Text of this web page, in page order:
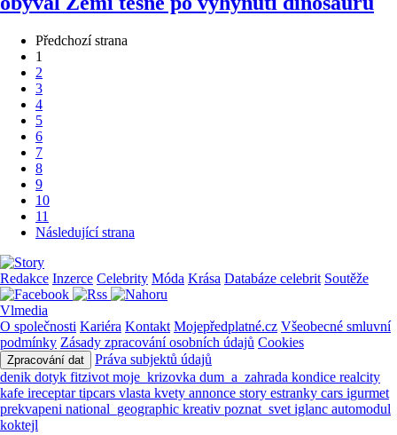
Předchozí strana
1
2
3
4
5
6
7
8
9
10
11
Následující strana
Redakce Inzerce Celebrity Móda Krása Databáze celebrit Soutěže
Vlmedia
O společnosti Kariéra Kontakt Mojepředplatné.cz Všeobecné smluvní
podmínky Zásady zpracování osobních údajů Cookies
Zpracování dat
Práva subjektů údajů
denik dotyk fitzivot moje_krizovka dum_a_zahrada kondice realcity
kafe ireceptartipcars vlasta kvety annonce story estranky cars igurmet
prekvapeni national_geographic kreativ poznat_svet iglanc automodul
koktejl